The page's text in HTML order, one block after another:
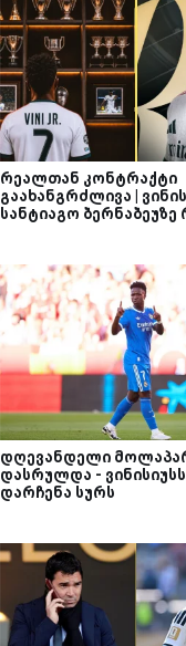
რეალთან კონტრაქტი
გაახანგრძლივა |
სანტიაგო ბერნაბეუზე
დღევანდელი
დასრულდა -
დარჩენა სურს